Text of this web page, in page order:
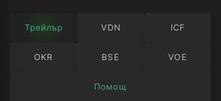
Трейлър VDN ICF
OKR BSE VOE
Помощ